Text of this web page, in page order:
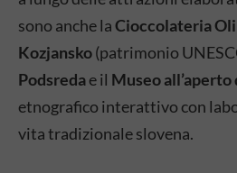
sono anche laCioccolateria
Kozjansko(patrimonio
Podsredae il Museo all’aperto
etnografico interattivo con
vita tradizionale slovena.